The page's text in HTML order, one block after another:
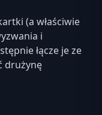
(a właściwie
i
łącze je ze
drużynę